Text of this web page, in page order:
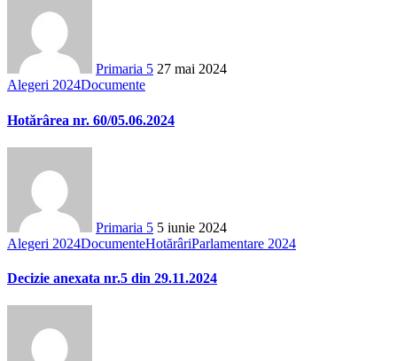
Primaria 5 27 mai 2024
Alegeri 2024Documente
Hotărârea nr. 60/05.06.2024
Primaria 5 5 iunie 2024
Alegeri 2024DocumenteHotărâriParlamentare 2024
Decizie anexata nr.5 din 29.11.2024